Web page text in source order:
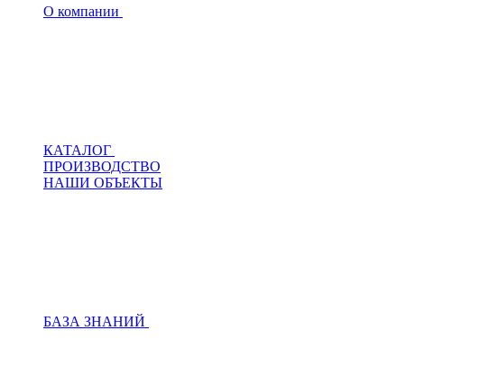
О компании
КАТАЛОГ
ПРОИЗВОДСТВО
НАШИ ОБЪЕКТЫ
БАЗА ЗНАНИЙ